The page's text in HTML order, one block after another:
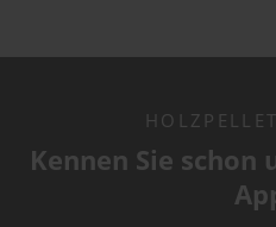
Kennen Sie schon